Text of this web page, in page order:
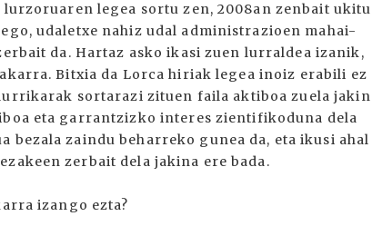
legea sortu zen, 2008an zenbait ukitu
udaletxe nahiz udal administrazioen mahai-
da. Hartaz asko ikasi zuen lurraldea izanik,
Bitxia da Lorca hiriak legea inoiz erabili ez
sortarazi zituen faila aktiboa zuela jakin
eta garrantzizko interes zientifikoduna dela
bezala zaindu beharreko gunea da, eta ikusi ahal
zerbait dela jakina ere bada.
izango ezta?